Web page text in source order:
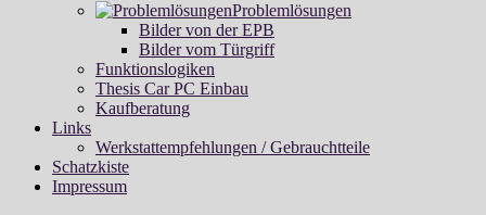
Problemlösungen
Bilder von der EPB
Bilder vom Türgriff
Funktionslogiken
Thesis Car PC Einbau
Kaufberatung
Links
Werkstattempfehlungen / Gebrauchtteile
Schatzkiste
Impressum